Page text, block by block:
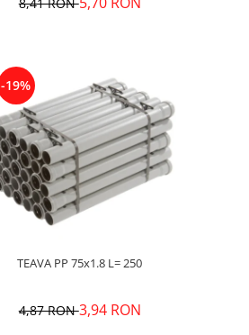
-19%
TEAVA PP 75x1.8 L= 250
4,87 RON3,94 RON